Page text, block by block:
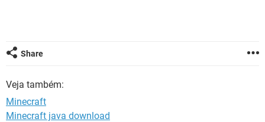
GUIA DE COMPRAS
Share
Veja também:
Minecraft
Minecraft java download